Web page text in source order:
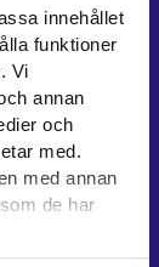
innehållet
funktioner
Vi
annan
och
med.
med annan
de har